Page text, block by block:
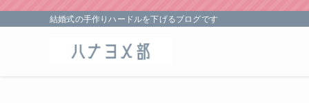
結婚式の手作りハードルを下げるブログです